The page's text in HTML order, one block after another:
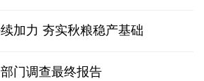
加力 夯实秋粮稳产基础
门调查最终报告